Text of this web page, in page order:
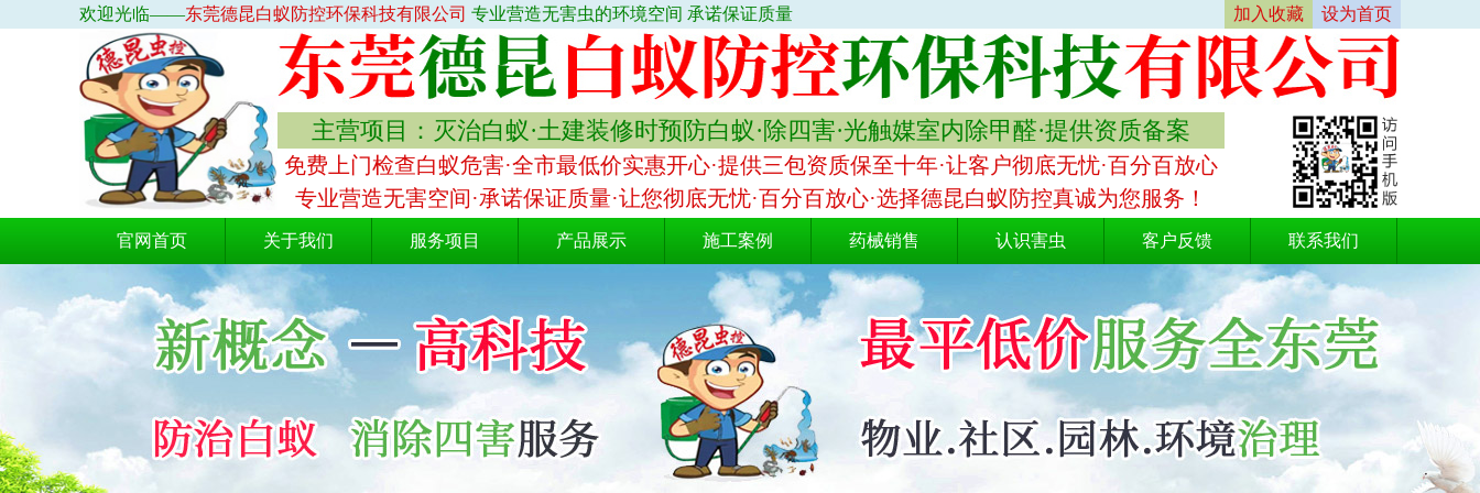
欢迎光临——东莞德昆白蚁防控环保科技有限公司 专业营造无害虫的环境空间 承诺保证质量 加入收藏 设为首页
主营项目：灭治白蚁·土建装修时预防白蚁·除四害·光触媒室内除甲醛·提供资质备案
免费上门检查白蚁危害·全市最低价实惠开心·提供三包资质保至十年·让客户彻底无忧·百分百放心
专业营造无害空间·承诺保证质量·让您彻底无忧·百分百放心·选择德昆白蚁防控真诚为您服务！
官网首页 关于我们 服务项目 产品展示 施工案例 药械销售 认识害虫 客户反馈 联系我们